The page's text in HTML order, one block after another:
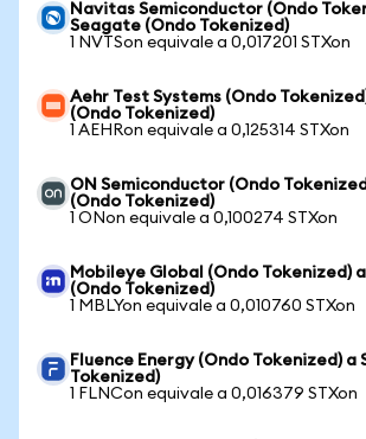
Navitas Semiconductor (Ondo
Seagate (Ondo Tokenized)
1 NVTSon equivale a 0,017201 STXon
Aehr Test Systems (Ondo
(Ondo Tokenized)
1 AEHRon equivale a 0,125314 STXon
ON Semiconductor (Ondo
(Ondo Tokenized)
1 ONon equivale a 0,100274 STXon
Mobileye Global (Ondo Tokenized)
(Ondo Tokenized)
1 MBLYon equivale a 0,010760 STXon
Fluence Energy (Ondo Tokenized) a
Tokenized)
1 FLNCon equivale a 0,016379 STXon